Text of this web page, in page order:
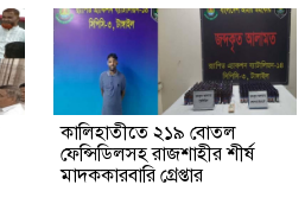
কালিহাতীতে ২১৯ বোতল
ফেন্সিডিলসহ রাজশাহীর শীর্ষ
মাদককারবারি গ্রেপ্তার